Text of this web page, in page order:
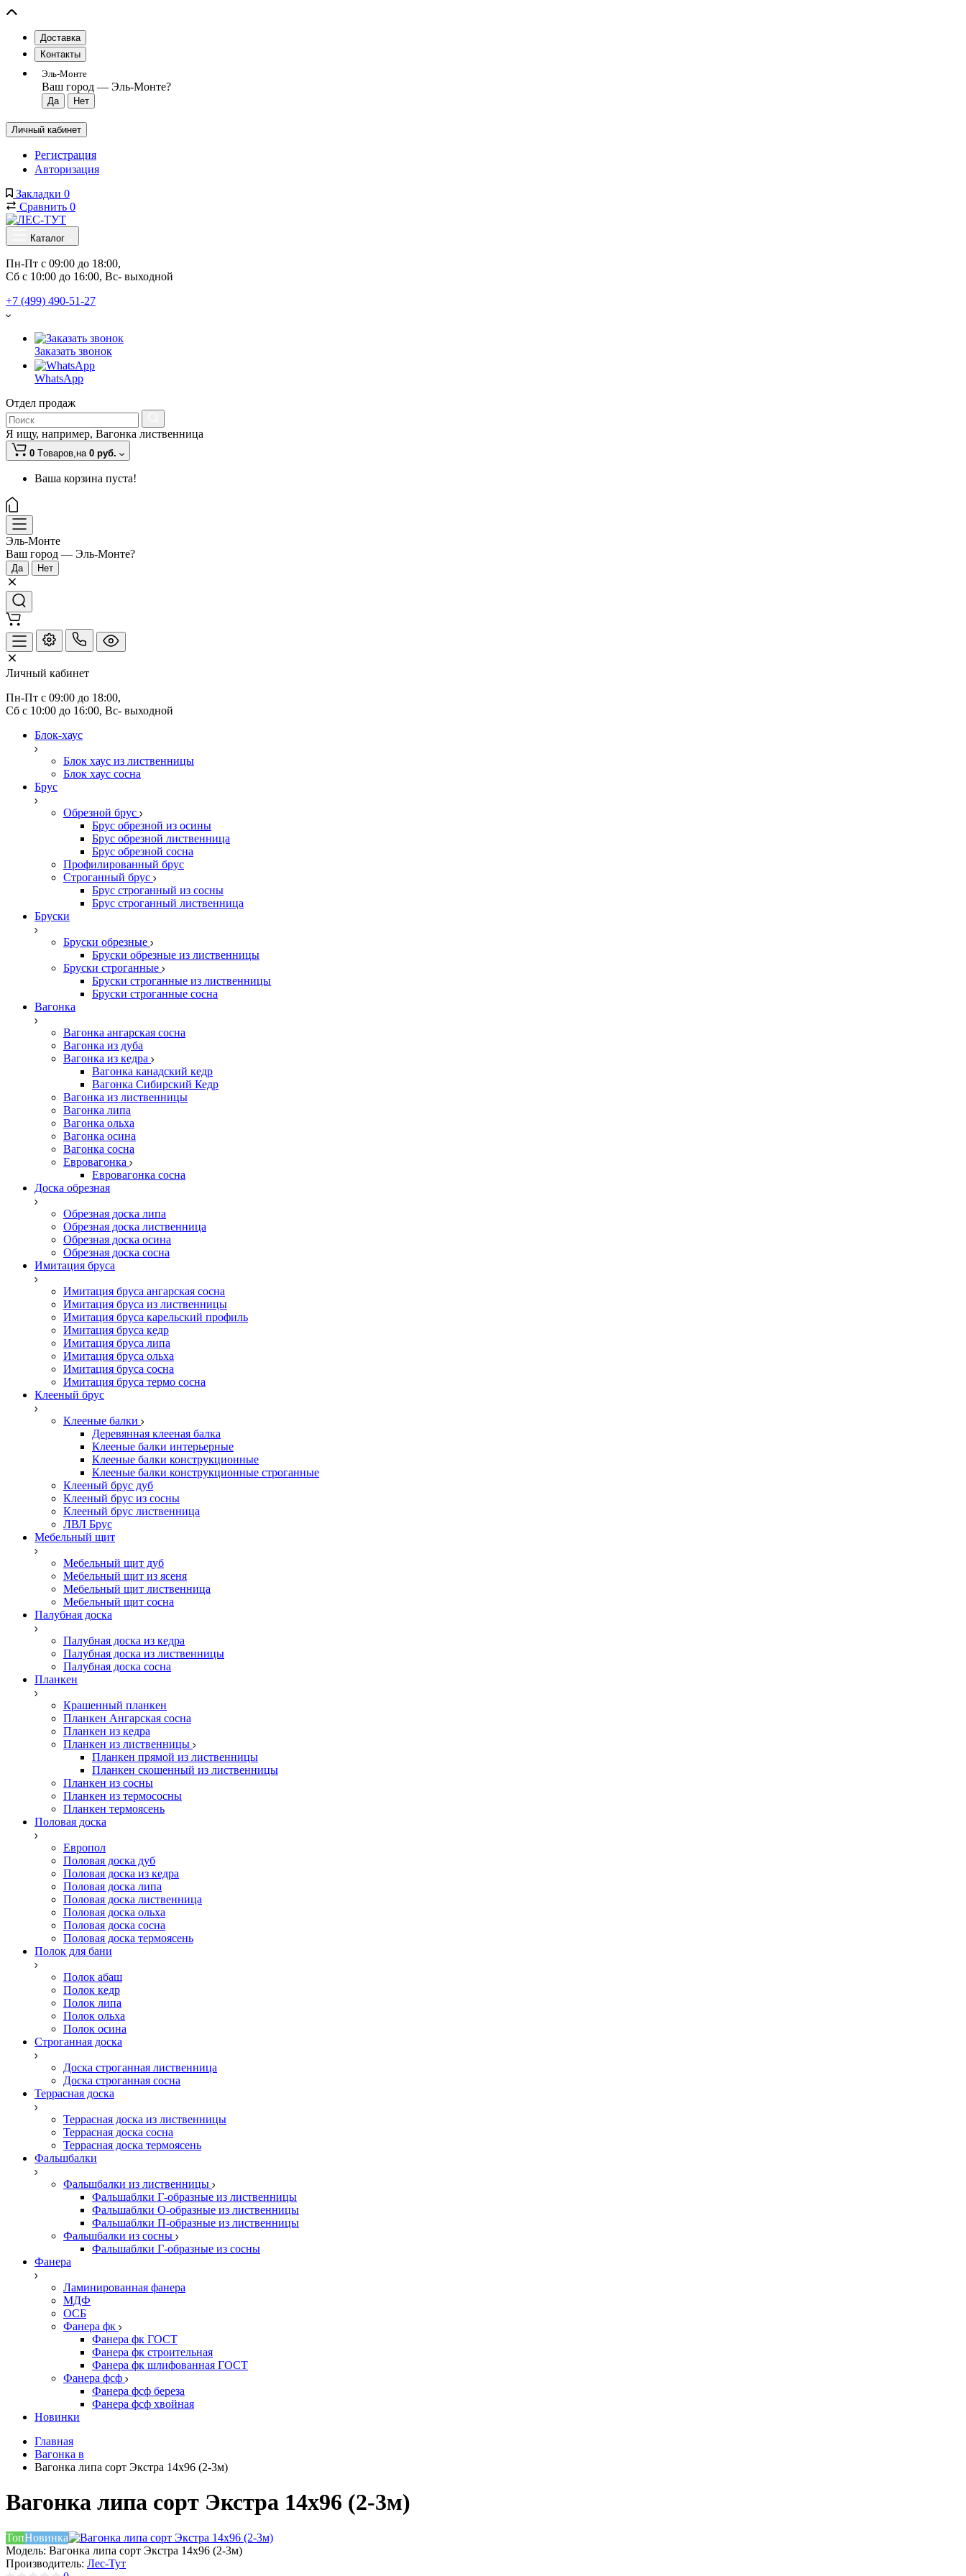
Доставка
Контакты
Эль-Монте
Ваш город — Эль-Монте?
Личный кабинет
Регистрация
Авторизация
Закладки 0
Сравнить 0
Каталог
Пн-Пт с 09:00 до 18:00,
Сб с 10:00 до 16:00, Вс- выходной
+7 (499) 490-51-27
Заказать звонок
WhatsApp
Отдел продаж
Я ищу, например, Вагонка лиственница
0 Tоваров,на 0 руб.
Ваша корзина пуста!
Эль-Монте
Ваш город — Эль-Монте?
Личный кабинет
Пн-Пт с 09:00 до 18:00,
Сб с 10:00 до 16:00, Вс- выходной
Блок-хаус
Блок хаус из лиственницы
Блок хаус сосна
Брус
Обрезной брус
Брус обрезной из осины
Брус обрезной лиственница
Брус обрезной сосна
Профилированный брус
Строганный брус
Брус строганный из сосны
Брус строганный лиственница
Бруски
Бруски обрезные
Бруски обрезные из лиственницы
Бруски строганные
Бруски строганные из лиственницы
Бруски строганные сосна
Вагонка
Вагонка ангарская сосна
Вагонка из дуба
Вагонка из кедра
Вагонка канадский кедр
Вагонка Сибирский Кедр
Вагонка из лиственницы
Вагонка липа
Вагонка ольха
Вагонка осина
Вагонка сосна
Евровагонка
Евровагонка сосна
Доска обрезная
Обрезная доска липа
Обрезная доска лиственница
Обрезная доска осина
Обрезная доска сосна
Имитация бруса
Имитация бруса ангарская сосна
Имитация бруса из лиственницы
Имитация бруса карельский профиль
Имитация бруса кедр
Имитация бруса липа
Имитация бруса ольха
Имитация бруса сосна
Имитация бруса термо сосна
Клееный брус
Клееные балки
Деревянная клееная балка
Клееные балки интерьерные
Клееные балки конструкционные
Клееные балки конструкционные строганные
Клееный брус дуб
Клееный брус из сосны
Клееный брус лиственница
ЛВЛ Брус
Мебельный щит
Мебельный щит дуб
Мебельный щит из ясеня
Мебельный щит лиственница
Мебельный щит сосна
Палубная доска
Палубная доска из кедра
Палубная доска из лиственницы
Палубная доска сосна
Планкен
Крашенный планкен
Планкен Ангарская сосна
Планкен из кедра
Планкен из лиственницы
Планкен прямой из лиственницы
Планкен скошенный из лиственницы
Планкен из сосны
Планкен из термососны
Планкен термоясень
Половая доска
Европол
Половая доска дуб
Половая доска из кедра
Половая доска липа
Половая доска лиственница
Половая доска ольха
Половая доска сосна
Половая доска термоясень
Полок для бани
Полок абаш
Полок кедр
Полок липа
Полок ольха
Полок осина
Строганная доска
Доска строганная лиственница
Доска строганная сосна
Террасная доска
Террасная доска из лиственницы
Террасная доска сосна
Террасная доска термоясень
Фальшбалки
Фальшбалки из лиственницы
Фальшаблки Г-образные из лиственницы
Фальшаблки О-образные из лиственницы
Фальшаблки П-образные из лиственницы
Фальшбалки из сосны
Фальшаблки Г-образные из сосны
Фанера
Ламинированная фанера
МДФ
ОСБ
Фанера фк
Фанера фк ГОСТ
Фанера фк строительная
Фанера фк шлифованная ГОСТ
Фанера фсф
Фанера фсф береза
Фанера фсф хвойная
Новинки
Главная
Вагонка в
Вагонка липа сорт Экстра 14х96 (2-3м)
Вагонка липа сорт Экстра 14х96 (2-3м)
ТопНовинка
Модель: Вагонка липа сорт Экстра 14х96 (2-3м)
Производитель: Лес-Тут